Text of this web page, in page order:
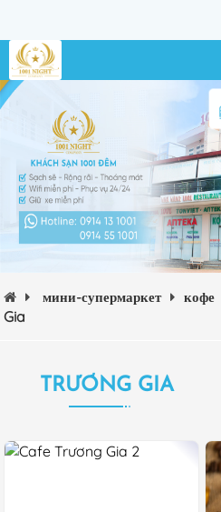
мини-супермаркет кофе
Gia
TRƯƠNG GIA